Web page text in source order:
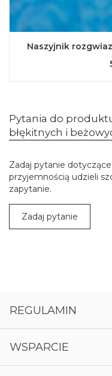
Naszyjnik
Pytania do
błękitnych i
Zadaj pytanie
przyjemnością udzieli
zapytanie.
Zadaj pytanie
REGULAMIN
WSPARCIE